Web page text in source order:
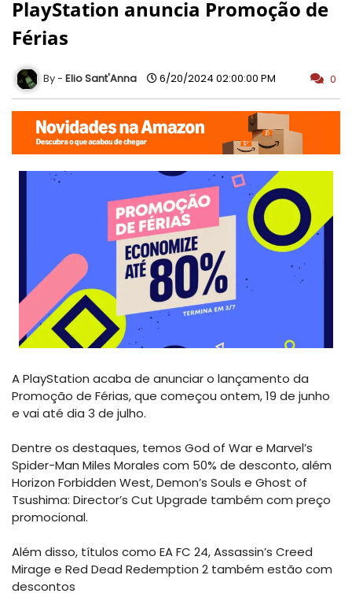
PlayStation anuncia Promoção de
Férias
Elio Sant'Anna 6/20/2024 02:00:00 PM 0
A PlayStation acaba de anunciar o lançamento da
Promoção de Férias, que começou ontem, 19 de junho
e vai até dia 3 de julho.
Dentre os destaques, temos God of War e Marvel’s
Spider-Man Miles Morales com 50% de desconto, além
Horizon Forbidden West, Demon’s Souls e Ghost of
Tsushima: Director’s Cut Upgrade também com preço
promocional.
Além disso, títulos como EA FC 24, Assassin’s Creed
Mirage e Red Dead Redemption 2 também estão com
descontos